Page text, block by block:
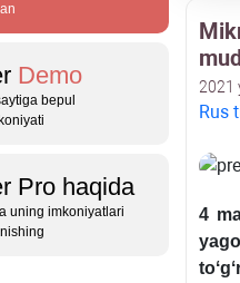
Demo
bepul
Pro haqida
uning imkoniyatlari
2021
Rus
4
toʻgʻ